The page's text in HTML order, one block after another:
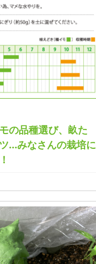
の品種選び、畝た
…みなさんの栽培に